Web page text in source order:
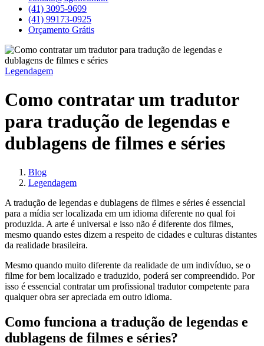
(41) 3095-9699
(41) 99173-0925
Orçamento Grátis
Legendagem
Como contratar um tradutor
para tradução de legendas e
dublagens de filmes e séries
Blog
Legendagem
A tradução de legendas e dublagens de filmes e séries é essencial
para a mídia ser localizada em um idioma diferente no qual foi
produzida. A arte é universal e isso não é diferente dos filmes,
mesmo quando estes dizem a respeito de cidades e culturas distantes
da realidade brasileira.
Mesmo quando muito diferente da realidade de um indivíduo, se o
filme for bem localizado e traduzido, poderá ser compreendido. Por
isso é essencial contratar um profissional tradutor competente para
qualquer obra ser apreciada em outro idioma.
Como funciona a tradução de legendas e
dublagens de filmes e séries?